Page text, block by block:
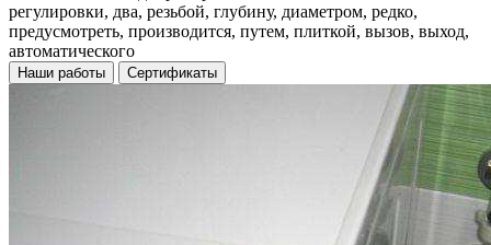
регулировки, два, резьбой, глубину, диаметром, редко,
предусмотреть, производится, путем, плиткой, вызов, выход,
автоматического
Наши работы Сертификаты